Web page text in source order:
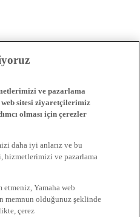
ve pazarlama
web sitesi ziyaretçilerimiz
olması için çerezler
daha iyi anlarız ve bu
hizmetlerimizi ve pazarlama
etmeniz, Yamaha web
memnun olduğunuz şeklinde
çerez